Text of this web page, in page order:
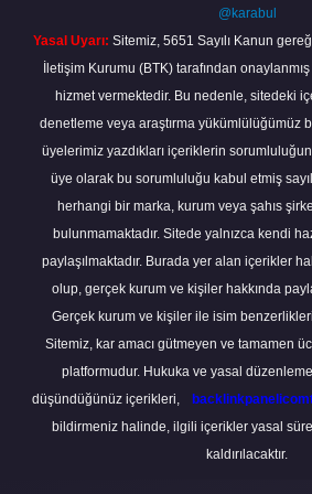
@karabul
Yasal Uyarı: Sitemiz, 5651 Sayılı Kanun
İletişim Kurumu (BTK) tarafından
hizmet vermektedir. Bu nedenle, sitedeki
denetleme veya araştırma yükümlülüğümüz
üyelerimiz yazdıkları içeriklerin
üye olarak bu sorumluluğu kabul etmiş
herhangi bir marka, kurum veya şahıs
bulunmamaktadır. Sitede yalnızca kendi
paylaşılmaktadır. Burada yer alan içerikler
olup, gerçek kurum ve kişiler hakkında
Gerçek kurum ve kişiler ile isim
Sitemiz, kar amacı gütmeyen ve tamamen
platformudur. Hukuka ve yasal
düşündüğünüz içerikleri,
bildirmeniz halinde, ilgili içerikler yasal
kaldırılacaktır.